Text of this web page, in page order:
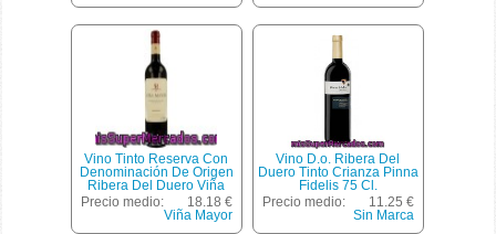
Vino Tinto Reserva Con
Denominación De Origen
Ribera Del Duero Viña
Mayor Botella De 75
Centilitros
Precio medio:
18.18 €
Viña Mayor
Vino D.o. Ribera Del
Duero Tinto Crianza Pinna
Fidelis 75 Cl.
Precio medio:
11.25 €
Sin Marca